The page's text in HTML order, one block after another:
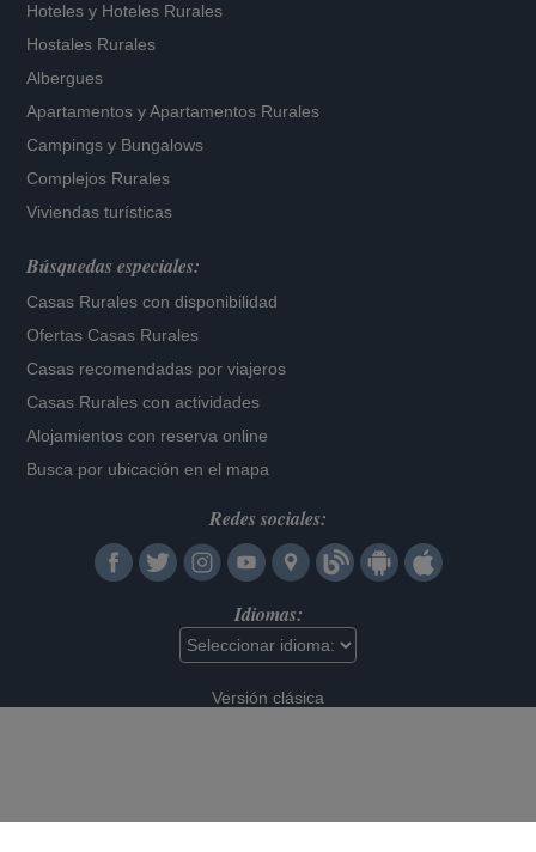
Hoteles y Hoteles Rurales
Hostales Rurales
Albergues
Apartamentos yApartamentos Rurales
Campings y Bungalows
Complejos Rurales
Viviendas turísticas
Búsquedas especiales:
Casas Rurales con disponibilidad
Ofertas Casas Rurales
Casas recomendadas por viajeros
Casas Rurales con actividades
Alojamientos con reserva online
Busca por ubicación en el mapa
Redes sociales:
Idiomas:
Versión clásica